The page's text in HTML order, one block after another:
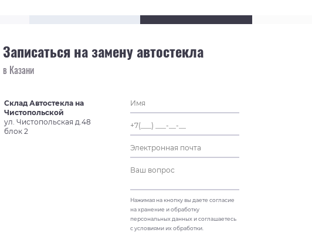
Записаться на замену автостекла
в Казани
Склад Автостекла на
Чистопольской
ул. Чистопольская д.48
блок 2
Нажимая на кнопку вы даете согласие
на хранение и обработку
персональных данных и соглашаетесь
с условиями их обработки.